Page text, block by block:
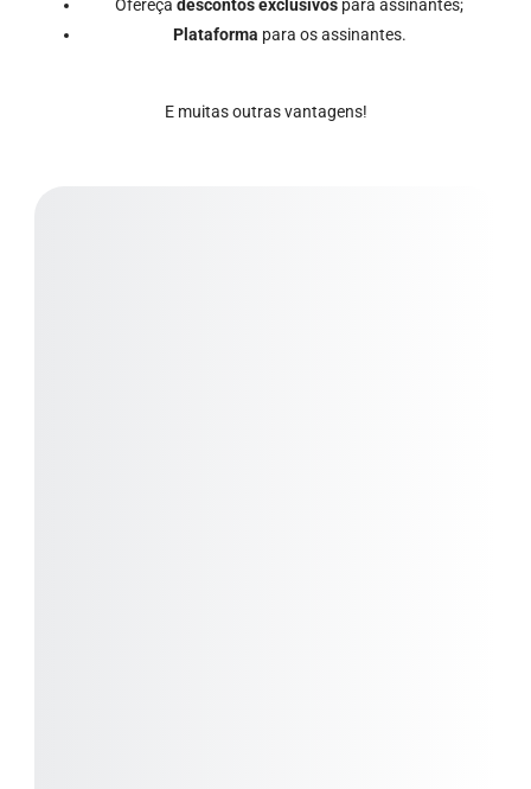
Ofereça descontos exclusivos para assinantes;
Plataforma para os assinantes.
E muitas outras vantagens!